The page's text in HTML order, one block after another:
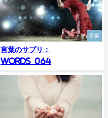
言葉
言葉のサプリ：
Words_064